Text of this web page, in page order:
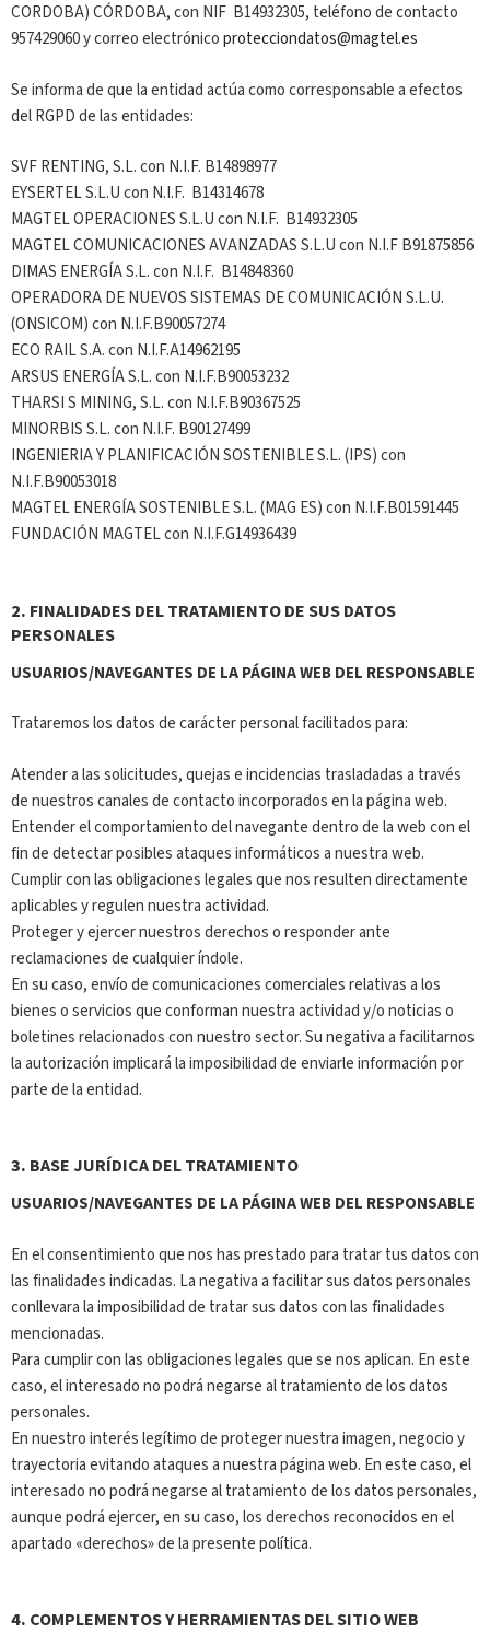
CORDOBA) CÓRDOBA, con NIF B14932305, teléfono de contacto
957429060 y correo electrónicoprotecciondatos@magtel.es
Se informa de que la entidad actúa como corresponsable a efectos
del RGPD de las entidades:
SVF RENTING, S.L. con N.I.F. B14898977
EYSERTEL S.L.U con N.I.F. B14314678
MAGTEL OPERACIONES S.L.U con N.I.F. B14932305
MAGTEL COMUNICACIONES AVANZADAS S.L.U con N.I.F B91875856
DIMAS ENERGÍA S.L. con N.I.F. B14848360
OPERADORA DE NUEVOS SISTEMAS DE COMUNICACIÓN S.L.U.
(ONSICOM) con N.I.F.B90057274
ECO RAIL S.A. con N.I.F.A14962195
ARSUS ENERGÍA S.L. con N.I.F.B90053232
THARSI S MINING, S.L. con N.I.F.B90367525
MINORBIS S.L. con N.I.F. B90127499
INGENIERIA Y PLANIFICACIÓN SOSTENIBLE S.L. (IPS) con
N.I.F.B90053018
MAGTEL ENERGÍA SOSTENIBLE S.L. (MAG ES) con N.I.F.B01591445
FUNDACIÓN MAGTEL con N.I.F.G14936439
2. FINALIDADES DEL TRATAMIENTO DE SUS DATOS
PERSONALES
USUARIOS/NAVEGANTES DE LA PÁGINA WEB DEL RESPONSABLE
Trataremos los datos de carácter personal facilitados para:
Atender a las solicitudes, quejas e incidencias trasladadas a través
de nuestros canales de contacto incorporados en la página web.
Entender el comportamiento del navegante dentro de la web con el
fin de detectar posibles ataques informáticos a nuestra web.
Cumplir con las obligaciones legales que nos resulten directamente
aplicables y regulen nuestra actividad.
Proteger y ejercer nuestros derechos o responder ante
reclamaciones de cualquier índole.
En su caso, envío de comunicaciones comerciales relativas a los
bienes o servicios que conforman nuestra actividad y/o noticias o
boletines relacionados con nuestro sector. Su negativa a facilitarnos
la autorización implicará la imposibilidad de enviarle información por
parte de la entidad.
3. BASE JURÍDICA DEL TRATAMIENTO
USUARIOS/NAVEGANTES DE LA PÁGINA WEB DEL RESPONSABLE
En el consentimiento que nos has prestado para tratar tus datos con
las finalidades indicadas. La negativa a facilitar sus datos personales
conllevara la imposibilidad de tratar sus datos con las finalidades
mencionadas.
Para cumplir con las obligaciones legales que se nos aplican. En este
caso, el interesado no podrá negarse al tratamiento de los datos
personales.
En nuestro interés legítimo de proteger nuestra imagen, negocio y
trayectoria evitando ataques a nuestra página web. En este caso, el
interesado no podrá negarse al tratamiento de los datos personales,
aunque podrá ejercer, en su caso, los derechos reconocidos en el
apartado «derechos» de la presente política.
4. COMPLEMENTOS Y HERRAMIENTAS DEL SITIO WEB